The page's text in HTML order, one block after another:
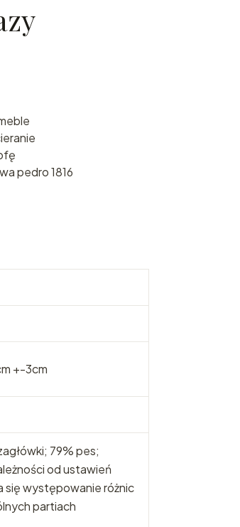
pedro 1816
+-3cm
79% pes;
od ustawień
się występowanie różnic
partiach